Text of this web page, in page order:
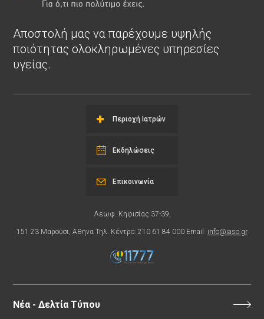
Αποστολή μας να παρέχουμε υψηλής
ποιότητας ολοκληρωμένες υπηρεσίες
υγείας.
Περιοχή Ιατρών
Εκδηλώσεις
Λεωφ. Κηφισίας 37-39,
151 23 Μαρούσι, Αθήνα Τηλ. Κέντρο: 210 61 84 000 Email: info@iaso.gr
Επικοινωνία
Νέα - Δελτία Τύπου